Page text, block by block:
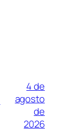
4 de
agosto
de
2026